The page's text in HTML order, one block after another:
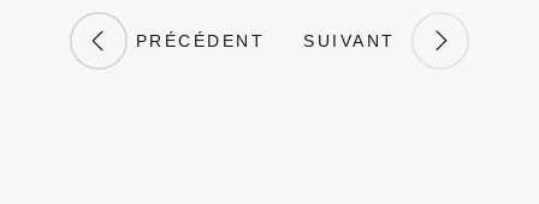
PRÉCÉDENT SUIVANT